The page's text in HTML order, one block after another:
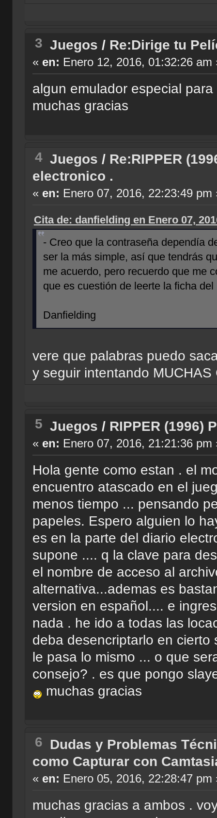
3 Juegos / Re:Dirige tu
« en: Enero 12, 2016, 01:32:26 am
algun emulador especial
muchas gracias
4 Juegos / Re:RIPPER
electronico .
« en: Enero 07, 2016, 22:23:49 pm
Cita de: danfielding en Enero 07,
- Creo que la contraseña dependía
ser la más simple, así que tendrás
me acuerdo, pero recuerdo que me
que es cuestión de leerte la ficha
Danfielding
vere que palabras puedo
y seguir intentando
5 Juegos / RIPPER (1996)
« en: Enero 07, 2016, 21:21:36 pm
Hola gente como estan . el
encuentro atascado en el
menos tiempo ... pensando
papeles. Espero alguien lo
es en la parte del diario
supone .... q la clave para
el nombre de acceso al
alternativa...ademas es
version en español.... e
nada . he ido a todas las
deba desencriptarlo en
le pasa lo mismo ... o que
consejo? . es que pongo
muchas gracias
6 Dudas y Problemas
como Capturar con
« en: Enero 05, 2016, 22:28:47 pm
muchas gracias a ambos .